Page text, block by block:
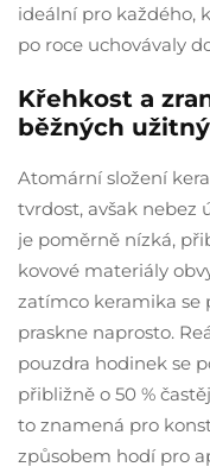
ideální pro každého,
po roce uchovávaly
Křehkost a
běžných
Atomární složení
tvrdost, avšak nebez
je poměrně nízká,
kovové materiály
zatímco keramika se
praskne naprosto.
pouzdra hodinek se
přibližně o 50 %
to znamená pro
způsobem hodí pro